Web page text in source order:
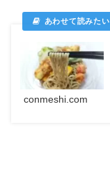
conmeshi.com